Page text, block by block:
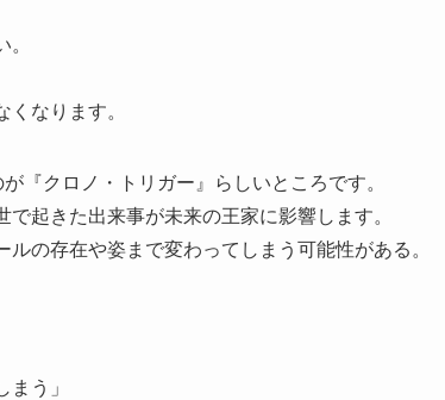
なります。
『クロノ・トリガー』らしいところです。
起きた出来事が未来の王家に影響します。
の存在や姿まで変わってしまう可能性がある。
う」